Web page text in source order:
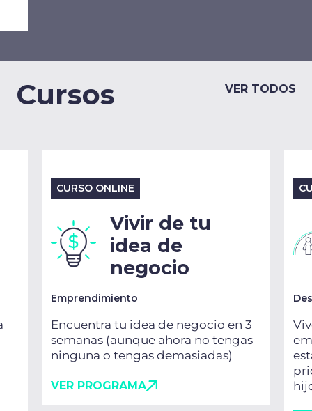
Cursos VER TODOS
CURSO ONLINE
Vivir de tu
idea de
negocio
Emprendimiento
Encuentra tu idea de negocio en 3
semanas (aunque ahora no tengas
ninguna o tengas demasiadas)
VER PROGRAMA